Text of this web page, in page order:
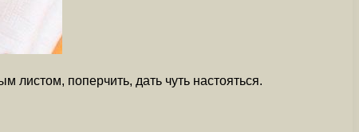
поперчить, дать чуть настояться.